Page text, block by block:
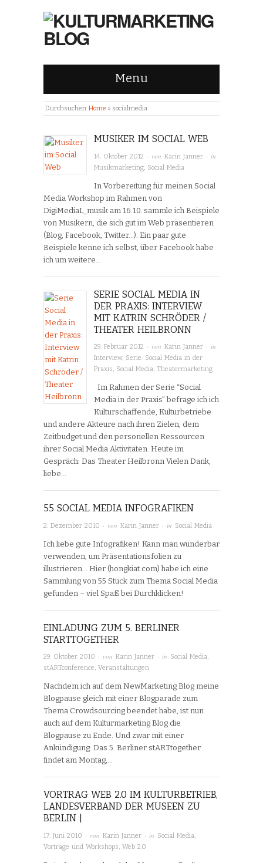
Menu
Durchsuchen:Home » socialmedia
MUSIKER IM SOCIAL WEB
14. Oktober 2012 · vonKarin Janner · in
Musikmarketing Social Media
In Vorbereitung für meinen Social
Media Workshop im Rahmen von
DigiMediaL_musik am 16.10. sammle ich Beispiele
von Musikern, die sich gut im Web präsentieren
(Blog, Facebook, Twitter…). Ein paar gute
Beispiele kenne ich selbst, über Facebook habe
ich um weitere…
SERIE SOCIAL MEDIA IN
DER PRAXIS: INTERVIEW
MIT KATRIN SCHRÖDER /
THEATER HEILBRONN
29. Februar 2012 · vonKarin Janner · in
Interview, Serie: Social Media in der
Praxis, Social Media,Theatermarketing
Im Rahmen der Serie “Social
Media in der Praxis” befrage ich ich
Kulturschaffende, Kulturbetriebe
und andere Akteure nach ihren Zielen, dem
Zeitbudget und den personellen Ressourcen
ihrer Social Media Aktivitäten. Heute im
Gespräch: Das Theater Heilbronn Vielen Dank,
liebe…
55 SOCIAL MEDIA INFOGRAFIKEN
2. Dezember 2010 · von Karin Janner · in Social Media
Ich liebe gute Infografiken! Kann man wunderbar
verwenden, um Präsentationsfolien zu
illustrieren… Hier (hongkiat.com) habe ich eine
Sammlung von 55 Stück zum Thema Social Media
gefunden – viel Spaß bei Durchklicken!
EINLADUNG ZUM 5. BERLINER
STARTTOGETHER
29. Oktober 2010 · von Karin Janner · in Social Media,
stARTconference, Veranstaltungen
Nachdem ich auf dem NewMarketing Blog meine
Blogpause gleich mit einer Blogparade zum
Thema Crowdsourcing beendet habe, ist nun
auch auf dem Kulturmarketing Blog die
Blogpause zu Ende. Und zwar mit einer
Ankündigung: Das 5. Berliner stARTtogether
findet am Montag,…
VORTRAG WEB 2.0 IM KULTURBETRIEB,
LANDESVERBAND DER MUSEEN ZU
BERLIN |
17. Juni 2010 · von Karin Janner · in Social Media,
Vorträge und Workshops, Web 2.0